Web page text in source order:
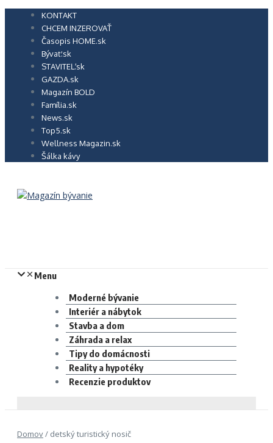
Preskočiť
KONTAKT
CHCEM INZEROVAŤ
Časopis HOME.sk
Bývať.sk
STAVITEĽ.sk
GAZDA.sk
Magazín BOLD
Família.sk
News.sk
Top5.sk
Wellness Magazin.sk
Šálka kávy
Menu
Moderné bývanie
Interiér a nábytok
Stavba a dom
Záhrada a relax
Tipy do domácnosti
Reality a hypotéky
Recenzie produktov
Domov/ detský turistický nosič